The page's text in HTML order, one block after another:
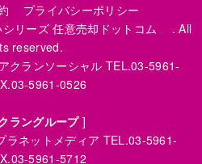
プライバシーポリシー
シリーズ 任意売却ドットコム
. All
reserved.
クランソーシャル TEL.03-5961-
5961-0526
ラングループ]
ラネットメディア TEL.03-5961-
5961-5712